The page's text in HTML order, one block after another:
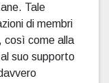
Tale
di membri
così come alla
suo supporto